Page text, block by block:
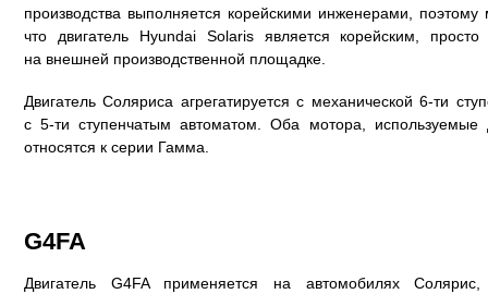
производства выполняется корейскими инженерами, поэтому
что двигатель Hyundai Solaris является корейским,
на внешней производственной площадке.
Двигатель Соляриса агрегатируется с механической 6-ти
с 5-ти ступенчатым автоматом. Оба мотора, используемые
относятся к серии Гамма.
G4FA
Двигатель G4FA применяется на автомобилях